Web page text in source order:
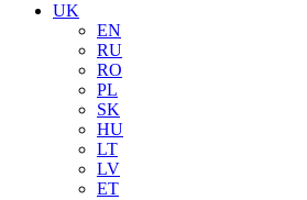
UK
EN
RU
RO
PL
SK
HU
LT
LV
ET